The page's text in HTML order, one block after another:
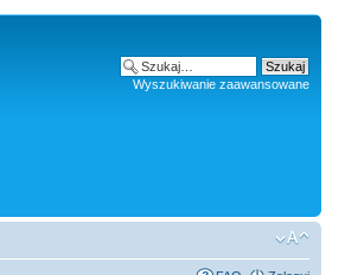
Wyszukiwanie zaawansowane